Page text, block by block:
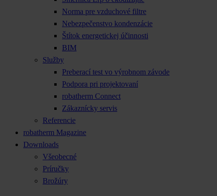
Norma pre vzduchové filtre
Nebezpečenstvo kondenzácie
Štítok energetickej účinnosti
BIM
Služby
Preberací test vo výrobnom závode
Podpora pri projektovaní
robatherm Connect
Zákaznícky servis
Referencie
robatherm Magazine
Downloads
Všeobecné
Príručky
Brožúry